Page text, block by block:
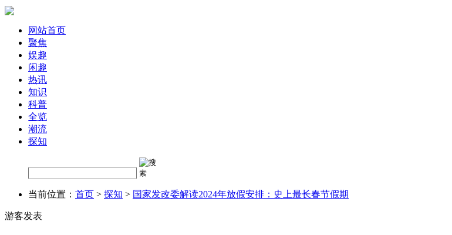
网站首页
聚焦
娱趣
闲趣
热讯
知识
科普
全览
潮流
探知
当前位置： 首页 > 探知 > 国家发改委解读2024年放假安排：史上最长春节假期
游客发表